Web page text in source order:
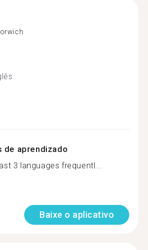
de aprendizado
3 languages frequentl...
Baixe o aplicativo